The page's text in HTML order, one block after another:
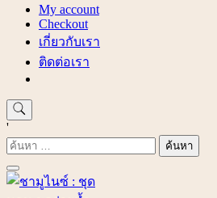
My account
Checkout
เกี่ยวกับเรา
ติดต่อเรา
'
ค้นหา
สำหรับ: